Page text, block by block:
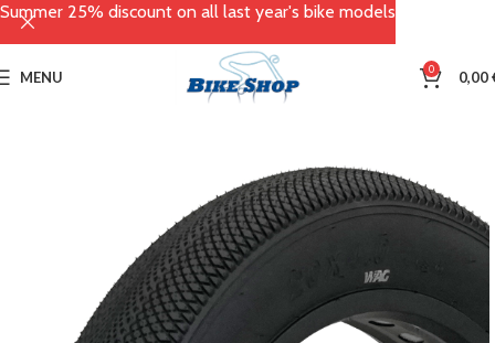
MENU 0 0,00
Summer 25% discount on all last year's bike models